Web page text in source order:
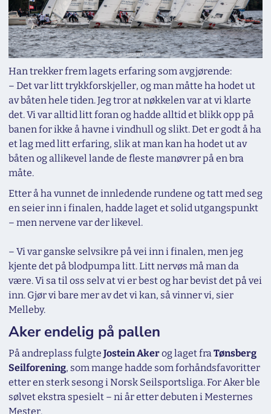
Han trekker frem lagets erfaring som avgjørende:
– Det var litt trykkforskjeller, og man måtte ha hodet ut
av båten hele tiden. Jeg tror at nøkkelen var at vi klarte
det. Vi var alltid litt foran og hadde alltid et blikk opp på
banen for ikke å havne i vindhull og slikt. Det er godt å ha
et lag med litt erfaring, slik at man kan ha hodet ut av
båten og allikevel lande de fleste manøvrer på en bra
måte.
Etter å ha vunnet de innledende rundene og tatt med seg
en seier inn i finalen, hadde laget et solid utgangspunkt
– men nervene var der likevel.
– Vi var ganske selvsikre på vei inn i finalen, men jeg
kjente det på blodpumpa litt. Litt nervøs må man da
være. Vi sa til oss selv at vi er best og har bevist det på vei
inn. Gjør vi bare mer av det vi kan, så vinner vi, sier
Melleby.
Aker endelig på pallen
På andreplass fulgte Jostein Akerog laget fraTønsberg
Seilforening, som mange hadde som forhåndsfavoritter
etter en sterk sesong i Norsk Seilsportsliga. For Aker ble
sølvet ekstra spesielt – ni år etter debuten i Mesternes
Mester.